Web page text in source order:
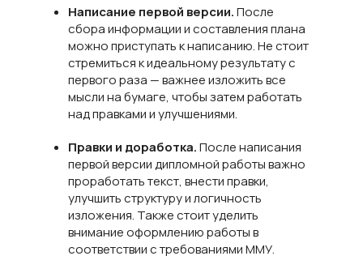
Написание первой версии.После
сбора информации и составления плана
можно приступать к написанию. Не стоит
стремиться к идеальному результату с
первого раза — важнее изложить все
мысли на бумаге, чтобы затем работать
над правками и улучшениями.
Правки и доработка.После написания
первой версии дипломной работы важно
проработать текст, внести правки,
улучшить структуру и логичность
изложения. Также стоит уделить
внимание оформлению работы в
соответствии с требованиями ММУ.